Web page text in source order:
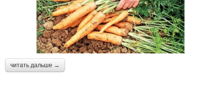
читать дальше →